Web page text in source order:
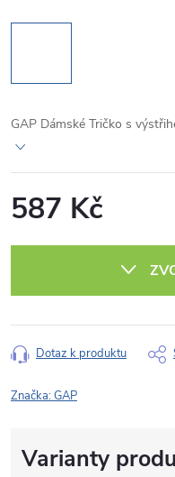
GAP Dámské Tričko s
587 Kč
Dotaz k produktu
Značka:GAP